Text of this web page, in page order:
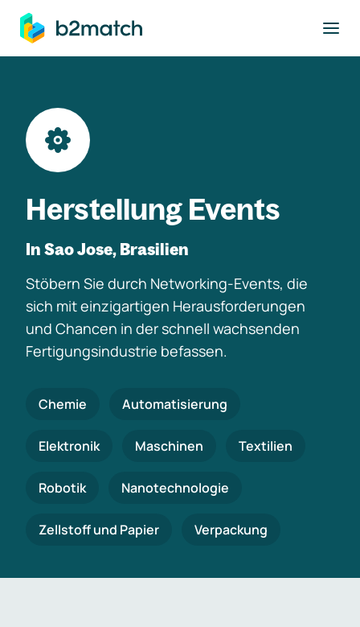
springen
Herstellung Events
In Sao Jose, Brasilien
Stöbern Sie durch Networking-Events, die
sich mit einzigartigen Herausforderungen
und Chancen in der schnell wachsenden
Fertigungsindustrie befassen.
Chemie Automatisierung
Elektronik Maschinen Textilien
Robotik Nanotechnologie
Zellstoff und Papier Verpackung